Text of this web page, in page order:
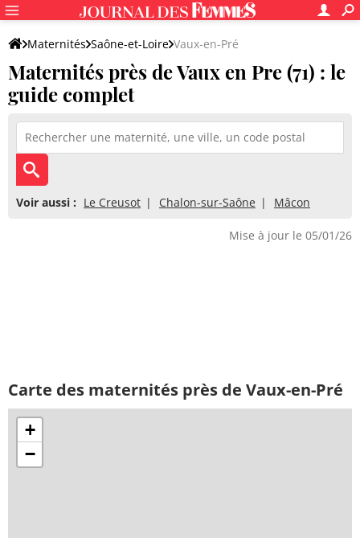
Maternités Saône-et-Loire Vaux-en-Pré
Maternités près de Vaux en Pre (71) : le
guide complet
Voir aussi : Le Creusot Chalon-sur-Saône Mâcon
Mise à jour le 05/01/26
Carte des maternités près de Vaux-en-Pré
+
−